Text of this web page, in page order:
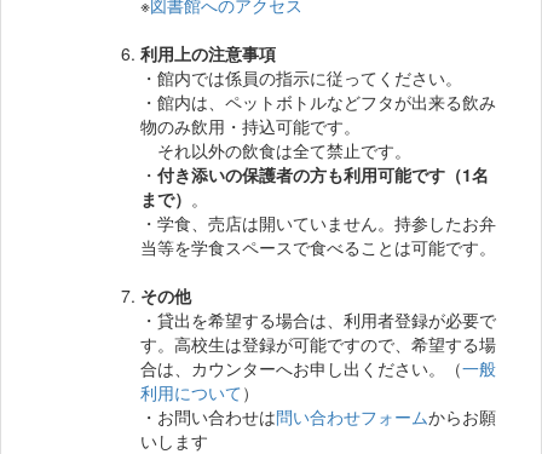
利用上の注意事項
・館内では係員の指示に従ってください。
・館内は、ペットボトルなどフタが出来る飲み
物のみ飲用・持込可能です。
それ以外の飲食は全て禁止です。
・ 付き添いの保護者の方も利用可能です（1名
まで） 。
・学食、売店は開いていません。持参したお弁
当等を学食スペースで食べることは可能です。
その他
・貸出を希望する場合は、利用者登録が必要で
す。高校生は登録が可能ですので、希望する場
合は、カウンターへお申し出ください。（一般
利用について）
・お問い合わせは問い合わせフォームからお願
いします